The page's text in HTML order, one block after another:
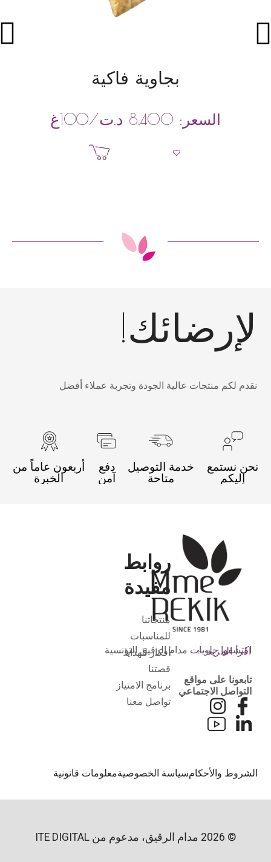
بجاوية فاكية
السعر:8,400 د.ت/100غ
إضافة إلى السلة
لكم منتجات عالية الجودة وتجربة عملاء أفضل
نستمع
إليكم
خدمة التوصيل
متاحة
دفع
آمن
أربعون عاماً من
الخبرة
اكتشفوا حلويات مدام الرقيق التونسية
اقرأ المزيد
تابعونا على مواقع
التواصل الاجتماعي
روابط
مفيدة
منتجاتنا
للمناسبات
أفكار للهدايا
قصتنا
برنامج الامتياز
تواصل معنا
والأحكامسياسة الخصوصيةمعلومات قانونية
ITE DIGITAL